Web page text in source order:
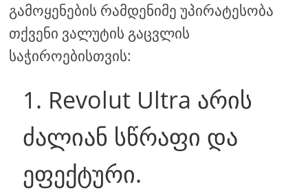
გამოყენების რამდენიმე უპირატესობა
თქვენი ვალუტის გაცვლის
საჭიროებისთვის:
1. Revolut Ultra არის
ძალიან სწრაფი და
ეფექტური.